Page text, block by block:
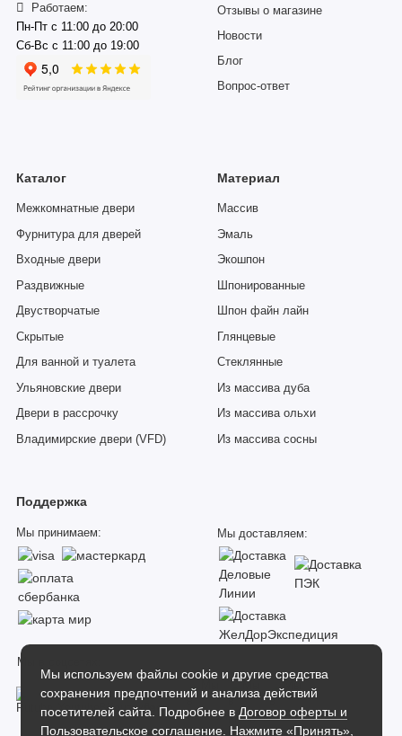
Мы используем файлы cookie и другие средства
сохранения предпочтений и анализа действий
посетителей сайта. Подробнее в Договор оферты и
Пользовательское соглашение . Нажмите «Принять»,
Работаем:
Пн-Пт с 11:00 до 20:00
Сб-Вс с 11:00 до 19:00
Отзывы о магазине
Новости
Блог
Вопрос-ответ
Каталог
Межкомнатные двери
Фурнитура для дверей
Входные двери
Раздвижные
Двустворчатые
Скрытые
Для ванной и туалета
Ульяновские двери
Двери в рассрочку
Владимирские двери (VFD)
Материал
Массив
Эмаль
Экошпон
Шпонированные
Шпон файн лайн
Глянцевые
Стеклянные
Из массива дуба
Из массива ольхи
Из массива сосны
Поддержка
Мы принимаем: Мы доставляем:
Мы в соцсетях: